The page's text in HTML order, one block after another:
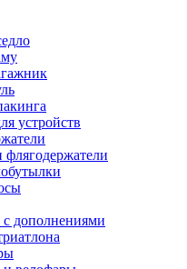
устройств
дополнениями